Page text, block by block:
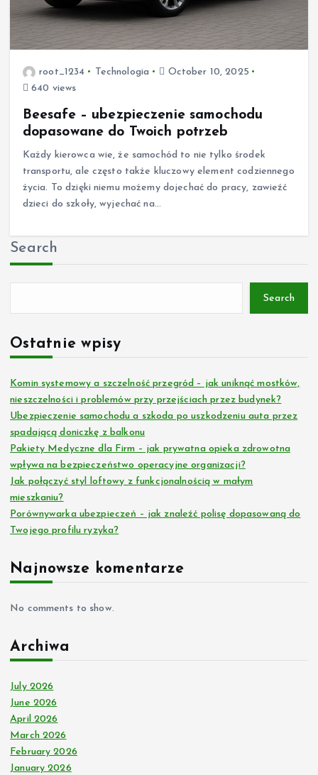
root_1234 Technologia
October 10, 2025
640 views
Beesafe – ubezpieczenie samochodu
dopasowane do Twoich potrzeb
Każdy kierowca wie, że samochód to nie tylko środek
transportu, ale często także kluczowy element codziennego
życia. To dzięki niemu możemy dojechać do pracy, zawieźć
dzieci do szkoły, wyjechać na…
Search
Search
Ostatnie wpisy
Komin systemowy a szczelność przegród – jak uniknąć mostków,
nieszczelności i problemów przy przejściach przez budynek?
Ubezpieczenie samochodu a szkoda po uszkodzeniu auta przez
spadającą doniczkę z balkonu
Pakiety Medyczne dla Firm – jak prywatna opieka zdrowotna
wpływa na bezpieczeństwo operacyjne organizacji?
Jak połączyć styl loftowy z funkcjonalnością w małym
mieszkaniu?
Porównywarka ubezpieczeń – jak znaleźć polisę dopasowaną do
Twojego profilu ryzyka?
Najnowsze komentarze
No comments to show.
Archiwa
July 2026
June 2026
April 2026
March 2026
February 2026
January 2026